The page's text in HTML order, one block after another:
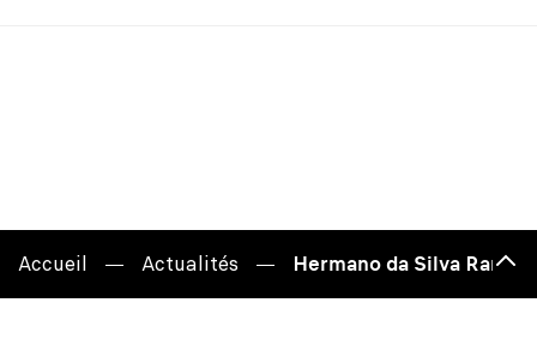
Accueil Actualités Hermano da Silva
de